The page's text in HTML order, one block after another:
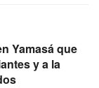
Yamasá que
y a la